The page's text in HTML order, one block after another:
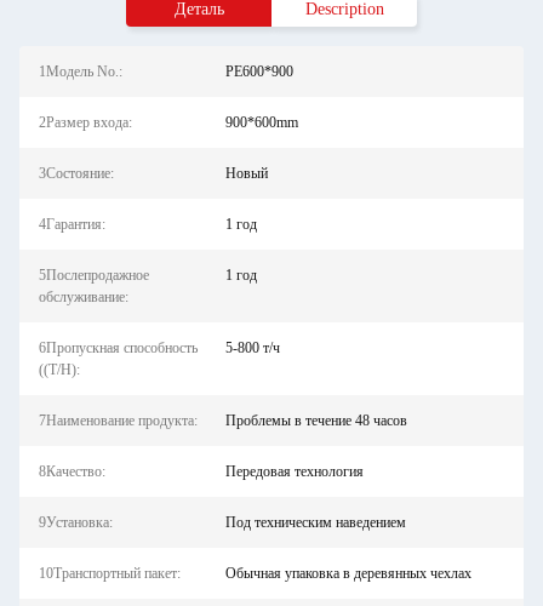
Деталь Description
1Модель No.: PE600*900
2Размер входа: 900*600mm
3Состояние: Новый
4Гарантия: 1 год
5Послепродажное
обслуживание:
1 год
6Пропускная способность
((T/H):
5-800 т/ч
7Наименование продукта: Проблемы в течение 48 часов
8Качество: Передовая технология
9Установка: Под техническим наведением
10Транспортный пакет: Обычная упаковка в деревянных чехлах